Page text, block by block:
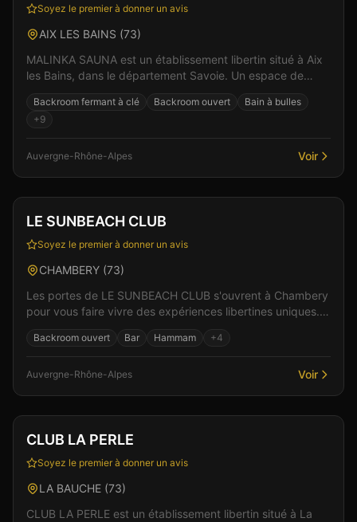
Soyez le premier à donner un avis
AIX LES BAINS (73)
MALINKA SAUNA est un établissement libertin situé à Aix
les Bains, dans le département Savoie. Un espace de
Backroom fermant à clé Backroom ouvert
Bain à bulles
+9
Auvergne-Rhône-Alpes Voir
Club Sauna +2
LE SUNBEACH CLUB
Soyez le premier à donner un avis
CHAMBERY (73)
Les portes de LE SUNBEACH CLUB s'ouvrent à Chambery
pour vous faire vivre des expériences libertines uniques.
Backroom ouvert Bar Hammam +4
Auvergne-Rhône-Alpes Voir
Club
CLUB LA PERLE
Soyez le premier à donner un avis
LA BAUCHE (73)
CLUB LA PERLE est un établissement libertin situé à La